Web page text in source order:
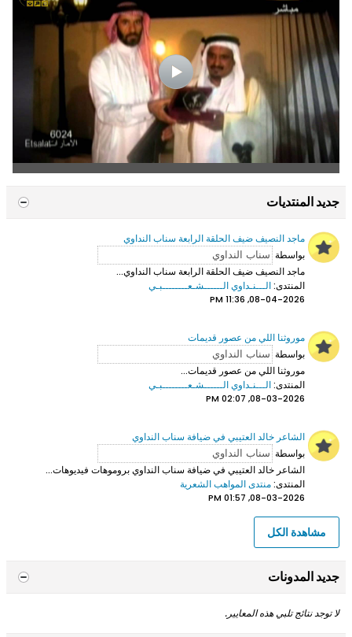
جديد المنتديات
ماجد النصيف ضيف الحلقة الرابعة سناب النداوي
بواسطة
ماجد النصيف ضيف الحلقة الرابعة سناب النداوي...
المنتدى:الـــنـداوي الــــــشـعــــــــبـي
08-04-2026, 11:36 PM
موروثنا اللي من عصور قديمات
بواسطة
موروثنا اللي من عصور قديمات...
المنتدى:الـــنـداوي الــــــشـعــــــــبـي
08-03-2026, 02:07 PM
الشاعر خالد العتيبي في ضيافة سناب النداوي
بواسطة
الشاعر خالد العتيبي في ضيافة سناب النداوي بروموهات فيديوهات...
المنتدى:منتدى المواهب الشعرية
08-03-2026, 01:57 PM
مشاهدة الكل
جديد المدونات
لا توجد نتائج تلبي هذه المعايير.